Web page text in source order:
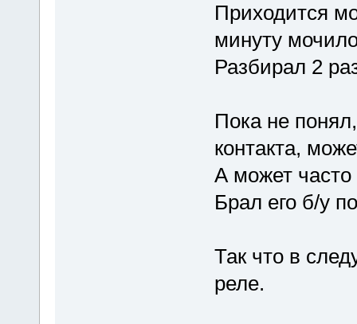
Приходится
минуту
Разбирал 2
Пока не
контакта,
А может часто
Брал его б/у
Так что в
реле.